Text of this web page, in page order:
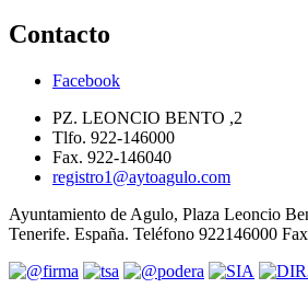
Contacto
Facebook
PZ. LEONCIO BENTO ,2
Tlfo. 922-146000
Fax. 922-146040
registro1@aytoagulo.com
Ayuntamiento de Agulo, Plaza Leoncio
Tenerife. España. Teléfono 922146000